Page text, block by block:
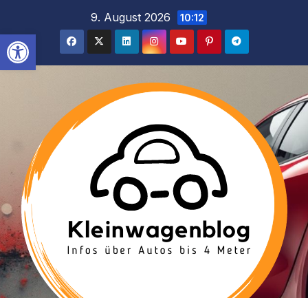
Werkzeugleiste öffnen
springen
9. August 2026 10:12